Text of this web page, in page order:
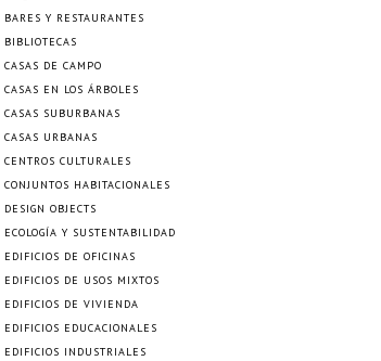
BARES Y RESTAURANTES
BIBLIOTECAS
CASAS DE CAMPO
CASAS EN LOS ÁRBOLES
CASAS SUBURBANAS
CASAS URBANAS
CENTROS CULTURALES
CONJUNTOS HABITACIONALES
DESIGN OBJECTS
ECOLOGÍA Y SUSTENTABILIDAD
EDIFICIOS DE OFICINAS
EDIFICIOS DE USOS MIXTOS
EDIFICIOS DE VIVIENDA
EDIFICIOS EDUCACIONALES
EDIFICIOS INDUSTRIALES